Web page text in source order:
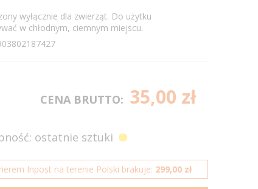
wyłącznie dla zwierząt. Do użytku
w chłodnym, ciemnym miejscu.
CENA BRUTTO: 35,00 zł
ostatnie sztuki
Inpost na terenie Polski brakuje: 299,00 zł